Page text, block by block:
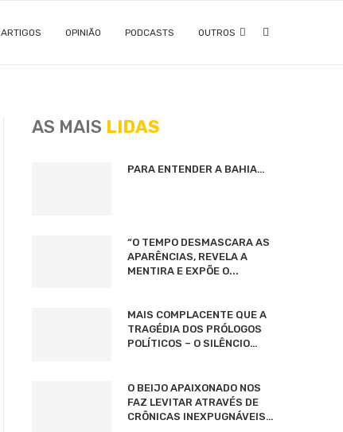
ARTIGOS OPINIÃO PODCASTS OUTROS
AS MAIS LIDAS
PARA ENTENDER A BAHIA…
“O TEMPO DESMASCARA AS
APARÊNCIAS, REVELA A
MENTIRA E EXPÕE O...
MAIS COMPLACENTE QUE A
TRAGÉDIA DOS PRÓLOGOS
POLÍTICOS – O SILÊNCIO…
O BEIJO APAIXONADO NOS
FAZ LEVITAR ATRAVÉS DE
CRÔNICAS INEXPUGNÁVEIS…